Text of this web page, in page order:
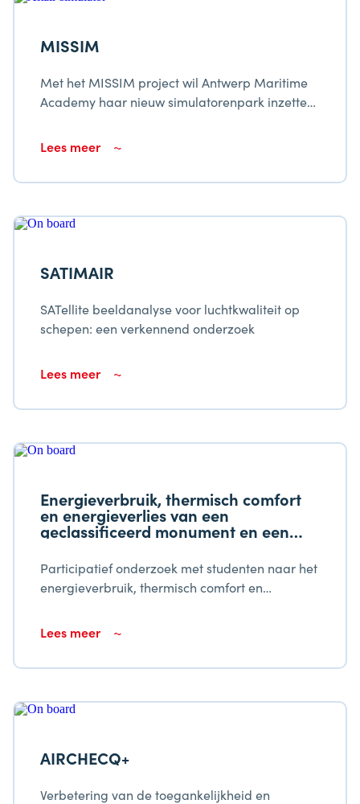
MISSIM
Met het MISSIM project wil Antwerp Maritime
Academy haar nieuw simulatorenpark inzetten
weefsel in Vlaanderen te moderniseren en
Lees meer
SATIMAIR
SATellite beeldanalyse voor luchtkwaliteit op
schepen: een verkennend onderzoek
Lees meer
Energieverbruik, thermisch comfort
en energieverlies van een
geclassificeerd monument en een
Participatief onderzoek met studenten naar het
energieverbruik, thermisch comfort en
en een nieuw gebouw. Onderwijsinstellingen
stimuleren.
Lees meer
AIRCHECQ+
Verbetering van de toegankelijkheid en